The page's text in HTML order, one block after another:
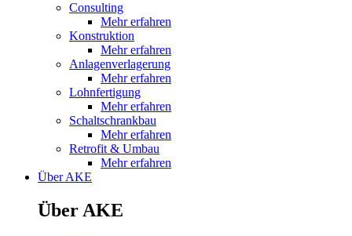
Consulting
Mehr erfahren
Konstruktion
Mehr erfahren
Anlagenverlagerung
Mehr erfahren
Lohnfertigung
Mehr erfahren
Schaltschrankbau
Mehr erfahren
Retrofit & Umbau
Mehr erfahren
Über AKE
Über AKE